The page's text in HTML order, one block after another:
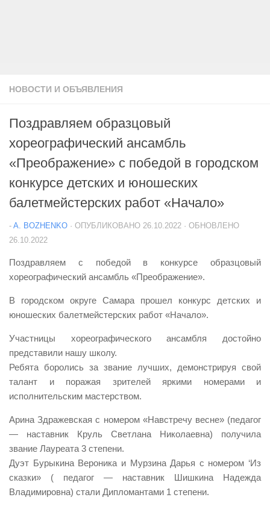
НОВОСТИ И ОБЪЯВЛЕНИЯ
Поздравляем образцовый
хореографический ансамбль
«Преображение» с победой в городском
конкурсе детских и юношеских
балетмейстерских работ «Начало»
- A. BOZHENKO · ОПУБЛИКОВАНО 26.10.2022 · ОБНОВЛЕНО
26.10.2022
Поздравляем с победой в конкурсе образцовый
хореографический ансамбль «Преображение».
В городском округе Самара прошел конкурс детских и
юношеских балетмейстерских работ «Начало».
Участницы хореографического ансамбля достойно
представили нашу школу.
Ребята боролись за звание лучших, демонстрируя свой
талант и поражая зрителей яркими номерами и
исполнительским мастерством.
Арина Здражевская с номером «Навстречу весне» (педагог
— наставник Круль Светлана Николаевна) получила
звание Лауреата 3 степени.
Дуэт Бурыкина Вероника и Мурзина Дарья с номером ‘Из
сказки» ( педагог — наставник Шишкина Надежда
Владимировна) стали Дипломантами 1 степени.